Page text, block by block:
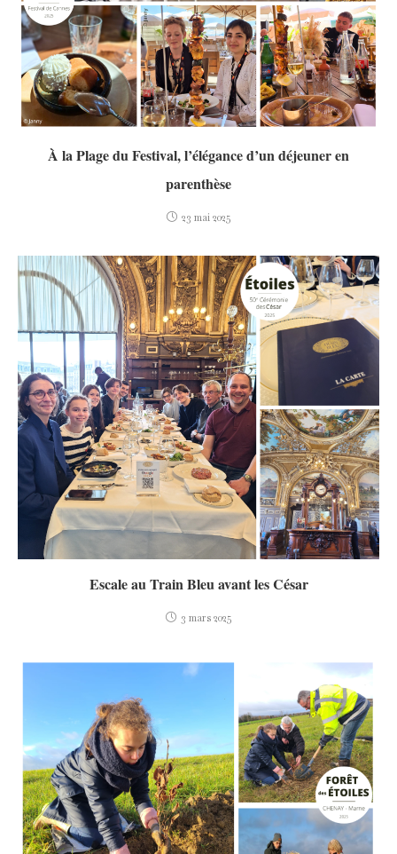
À la Plage du Festival, l’élégance d’un déjeuner en
parenthèse
23 mai 2025
Escale au Train Bleu avant les César
3 mars 2025